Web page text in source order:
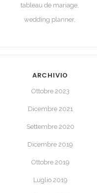
tableau de mariage
wedding planner
ARCHIVIO
Ottobre 2023
Dicembre 2021
Settembre 2020
Dicembre 2019
Ottobre 2019
Luglio 2019